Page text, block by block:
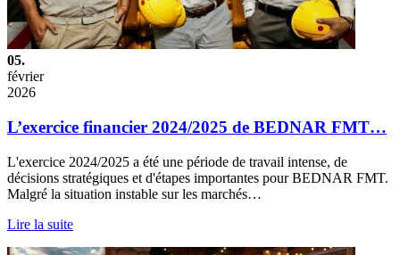
05.
février
2026
L’exercice financier 2024/2025 de BEDNAR FMT…
L'exercice 2024/2025 a été une période de travail intense, de
décisions stratégiques et d'étapes importantes pour BEDNAR FMT.
Malgré la situation instable sur les marchés…
Lire la suite